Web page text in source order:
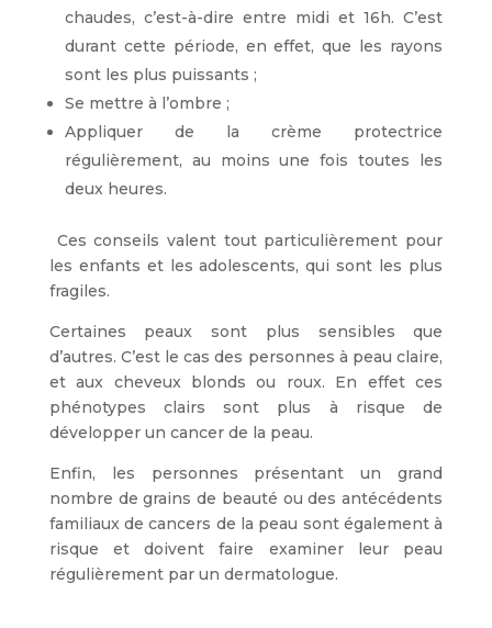
chaudes, c’est-à-dire entre midi et 16h. C’est
durant cette période, en effet, que les rayons
sont les plus puissants ;
Se mettre à l’ombre ;
Appliquer de la crème protectrice
régulièrement, au moins une fois toutes les
deux heures.
Ces conseils valent tout particulièrement pour
les enfants et les adolescents, qui sont les plus
fragiles.
Certaines peaux sont plus sensibles que
d’autres. C’est le cas des personnes à peau claire,
et aux cheveux blonds ou roux. En effet ces
phénotypes clairs sont plus à risque de
développer un cancer de la peau.
Enfin, les personnes présentant un grand
nombre de grains de beauté ou des antécédents
familiaux de cancers de la peau sont également à
risque et doivent faire examiner leur peau
régulièrement par un dermatologue.